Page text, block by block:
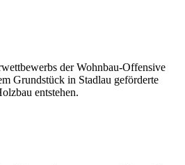
der Wohnbau-Offensive
Grundstück in Stadlau geförderte
entstehen.